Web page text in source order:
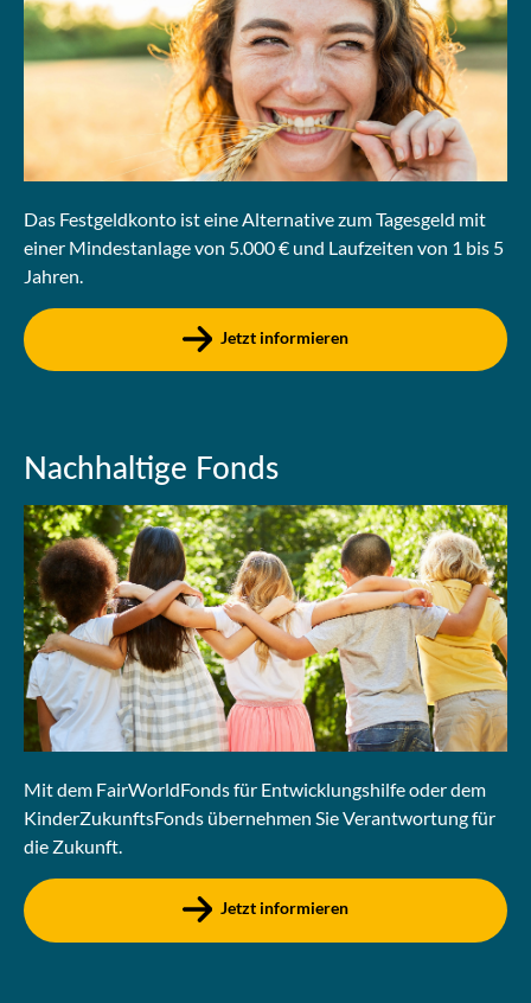
Das Festgeldkonto ist eine Alternative zum Tagesgeld mit
einer Mindestanlage von 5.000 € und Laufzeiten von 1 bis 5
Jahren.
Jetzt informieren
Nachhaltige Fonds
Mit dem FairWorldFonds für Entwicklungshilfe oder dem
KinderZukunftsFonds übernehmen Sie Verantwortung für
die Zukunft.
Jetzt informieren